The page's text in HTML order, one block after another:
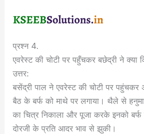
प्रश्न 4.
एवरेस्ट की चोटी पर पहुँचकर बछेद्री ने क्या
उत्तर:
बसेंद्री पाल ने एवरेस्ट की चोटी पर
बैठ के बर्फ को माथे पर लगाया। थैले से
का चित्र निकाला और पूजा करके इनको
दोरजी के प्रति आदर भाव से झुकी।